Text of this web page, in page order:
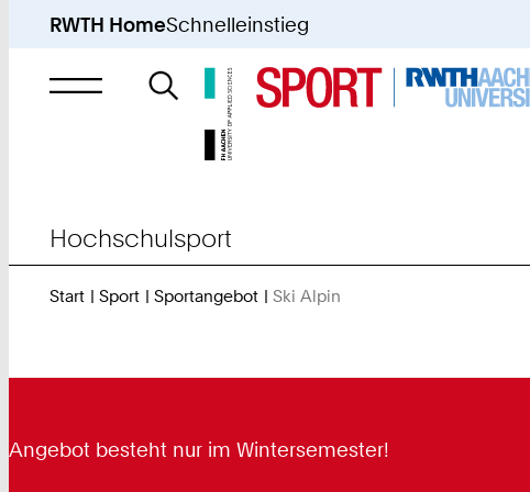
RWTH HomeSchnelleinstieg
Suche
nach
Hochschulsport
Start Sport Sportangebot Ski Alpin
Angebot besteht nur im Wintersemester!